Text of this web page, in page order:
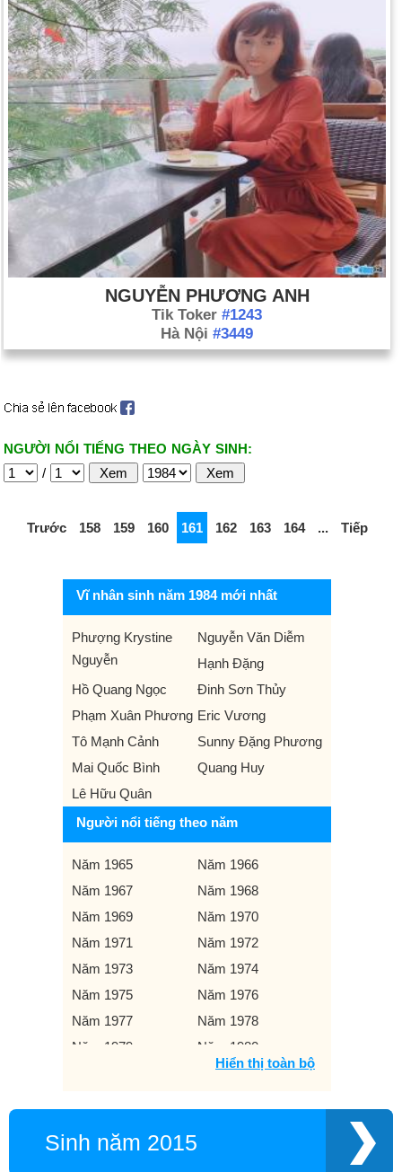
NGUYỄN PHƯƠNG ANH
Tik Toker #1243
Hà Nội #3449
NGƯỜI NỔI TIẾNG THEO NGÀY SINH:
/
Trước 158 159 160 161 162 163 164 ... Tiếp
Vĩ nhân sinh năm 1984 mới nhất
Phượng Krystine
Nguyễn
Nguyễn Văn Diễm
Hạnh Đặng
Hồ Quang Ngọc
Đinh Sơn Thủy
Phạm Xuân Phương Eric Vương
Tô Mạnh Cảnh
Sunny Đặng Phương
Mai Quốc Bình
Quang Huy
Lê Hữu Quân
Người nổi tiếng theo năm
Năm 1965
Năm 1966
Năm 1967
Năm 1968
Năm 1969
Năm 1970
Năm 1971
Năm 1972
Năm 1973
Năm 1974
Năm 1975
Năm 1976
Năm 1977
Năm 1978
Năm 1979
Năm 1980
Năm 1982
Năm 1987
Hiển thị toàn bộ
Sinh năm 2015